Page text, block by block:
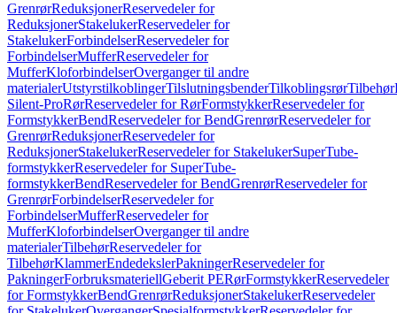
GrenrørReduksjonerReservedeler for
ReduksjonerStakelukerReservedeler for
StakelukerForbindelserReservedeler for
ForbindelserMufferReservedeler for
MufferKloforbindelserOverganger til andre
materialerUtstyrstilkoblingerTilslutningsbenderTilkoblingsrørTilbehør
Silent-ProRørReservedeler for RørFormstykkerReservedeler for
FormstykkerBendReservedeler for BendGrenrørReservedeler for
GrenrørReduksjonerReservedeler for
ReduksjonerStakelukerReservedeler for StakelukerSuperTube-
formstykkerReservedeler for SuperTube-
formstykkerBendReservedeler for BendGrenrørReservedeler for
GrenrørForbindelserReservedeler for
ForbindelserMufferReservedeler for
MufferKloforbindelserOverganger til andre
materialerTilbehørReservedeler for
TilbehørKlammerEndedekslerPakningerReservedeler for
PakningerForbruksmateriellGeberit PERørFormstykkerReservedeler
for FormstykkerBendGrenrørReduksjonerStakelukerReservedeler